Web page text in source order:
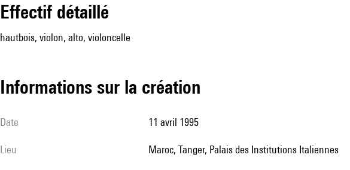
effectif détaillé
hautbois, violon, alto, violoncelle
informations sur la création
date 11 avril 1995
lieu Maroc, Tanger, Palais des Institutions Italiennes